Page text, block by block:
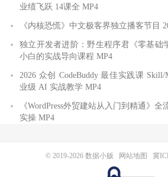
业绩飞跃 14课全 MP4
《内核恐慌》中文极客界独立播客节目
独立开发者进阶：野生程序君《零基础
小白的实战导向课程 MP4
2026 众创 CodeBuddy 最佳实践课
业级 AI 实战教学 MP4
《WordPress外贸建站从入门到精通》
实操 MP4
© 2019-2026 数据小贩 网站地图 冀